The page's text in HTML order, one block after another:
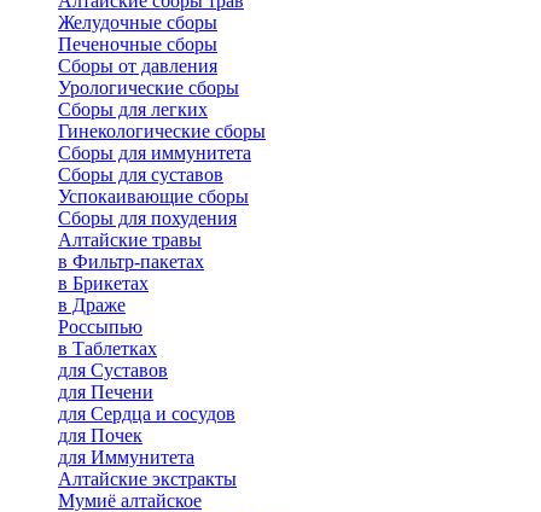
Желудочные сборы
Печеночные сборы
Сборы от давления
Урологические сборы
Сборы для легких
Гинекологические сборы
Сборы для иммунитета
Сборы для суставов
Успокаивающие сборы
Сборы для похудения
Алтайские травы
в Фильтр-пакетах
в Брикетах
в Драже
Россыпью
в Таблетках
для Cуставов
для Печени
для Сердца и сосудов
для Почек
для Иммунитета
Алтайские экстракты
Мумиё алтайское